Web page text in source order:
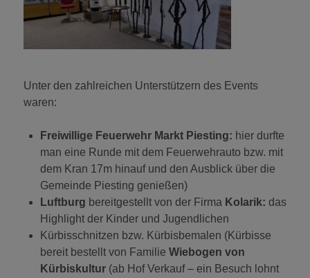
Unter den zahlreichen Unterstützern des Events
waren:
Freiwillige Feuerwehr Markt Piesting: hier durfte
man eine Runde mit dem Feuerwehrauto bzw. mit
dem Kran 17m hinauf und den Ausblick über die
Gemeinde Piesting genießen)
Luftburg bereitgestellt von der Firma Kolarik: das
Highlight der Kinder und Jugendlichen
Kürbisschnitzen bzw. Kürbisbemalen (Kürbisse
bereit bestellt von Familie Wiebogen von
Kürbiskultur (ab Hof Verkauf – ein Besuch lohnt